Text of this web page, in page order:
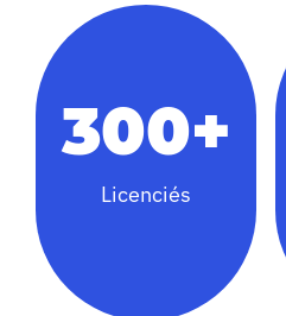
300+
Licenciés